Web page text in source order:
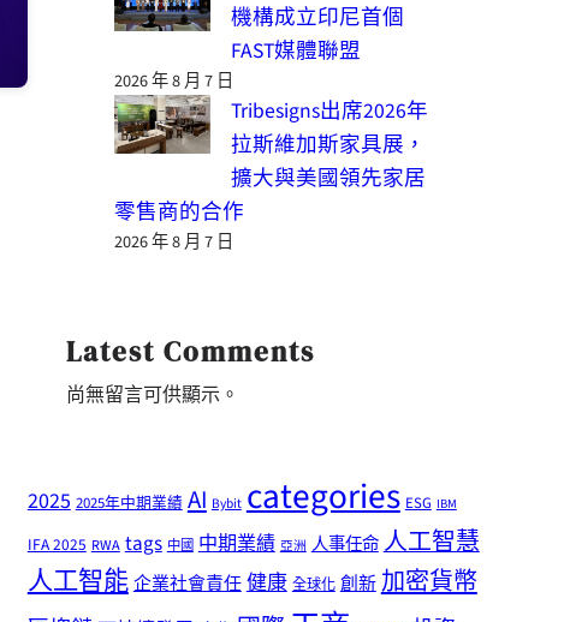
機構成立印尼首個
FAST媒體聯盟
2026 年 8 月 7 日
Tribesigns出席2026年
拉斯維加斯家具展，
擴大與美國領先家居
零售商的合作
2026 年 8 月 7 日
Latest Comments
尚無留言可供顯示。
2025 2025年中期業績 AI Bybit categories ESG IBM
IFA 2025 RWA tags 中國 中期業績 亞洲 人事任命人工智慧
人工智能企業社會責任健康 全球化 創新 加密貨幣